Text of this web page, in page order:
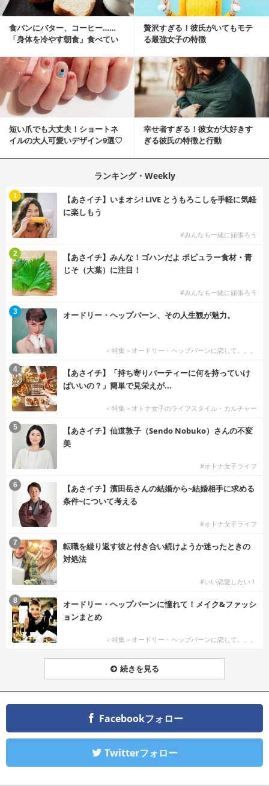
食パンにバター、コーヒー……
「身体を冷やす朝食」食べてい
贅沢すぎる！彼氏がいてもモテ
る最強女子の特徴
短い爪でも大丈夫！ショートネ
イルの大人可愛いデザイン9選♡
幸せ者すぎる！彼女が大好きす
ぎる彼氏の特徴と行動
ランキング・Weekly
【あさイチ】いまオシ! LIVE とうもろこしを手軽に気軽
に楽しもう
#みんなも一緒に頑張ろう
1
【あさイチ】みんな！ゴハンだよ ポピュラー食材・青
じそ（大葉）に注目！
#みんなも一緒に頑張ろう
2
オードリー・ヘップバーン、その人生観が魅力。
＜特集＞オードリー・ヘップバーンに恋して。。。
3
【あさイチ】「持ち寄りパーティーに何を持っていけ
ばいいの？」簡単で見栄えが...
＜特集＞オトナ女子のライフスタイル・カルチャー
4
【あさイチ】仙道敦子（Sendo Nobuko）さんの不変
美
#オトナ女子ライフ
5
【あさイチ】濱田岳さんの結婚から~結婚相手に求める
条件~について考える
#オトナ女子ライフ
6
転職を繰り返す彼と付き合い続けようか迷ったときの
対処法
#いい恋愛したい！
7
オードリー・ヘップバーンに憧れて！メイク&ファッシ
ョンまとめ
＜特集＞オードリー・ヘップバーンに恋して。。。
8
続きを見る
Facebookフォロー
Twitterフォロー